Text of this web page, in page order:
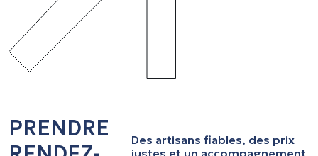
PRENDRE
Des artisans fiables, des prix